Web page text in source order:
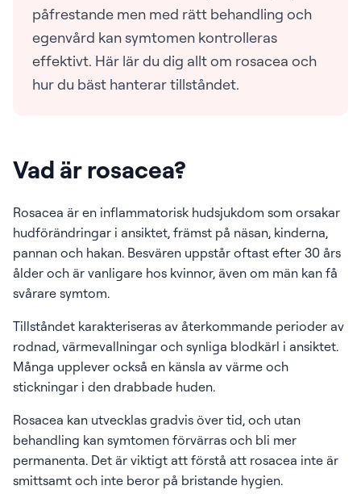
påfrestande men med rätt behandling och
egenvård kan symtomen kontrolleras
effektivt. Här lär du dig allt om rosacea och
hur du bäst hanterar tillståndet.
Vad är rosacea?
Rosacea är en inflammatorisk hudsjukdom som orsakar
hudförändringar i ansiktet, främst på näsan, kinderna,
pannan och hakan. Besvären uppstår oftast efter 30 års
ålder och är vanligare hos kvinnor, även om män kan få
svårare symtom.
Tillståndet karakteriseras av återkommande perioder av
rodnad, värmevallningar och synliga blodkärl i ansiktet.
Många upplever också en känsla av värme och
stickningar i den drabbade huden.
Rosacea kan utvecklas gradvis över tid, och utan
behandling kan symtomen förvärras och bli mer
permanenta. Det är viktigt att förstå att rosacea inte är
smittsamt och inte beror på bristande hygien.